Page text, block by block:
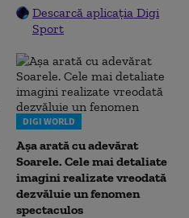
Descarcă aplicația Digi
Sport
DIGI WORLD
Așa arată cu adevărat
Soarele. Cele mai detaliate
imagini realizate vreodată
dezvăluie un fenomen
spectaculos